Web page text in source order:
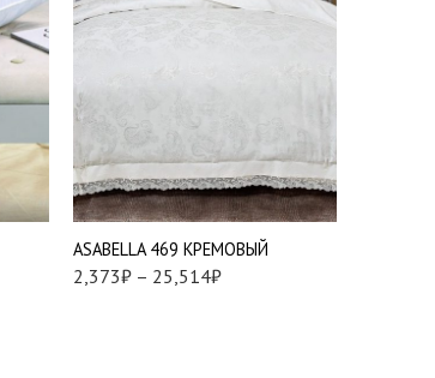
АSABELLA 469 КРЕМОВЫЙ
2,373₽ – 25,514₽
2 шт
Наволочки 70х70 см -
2 шт